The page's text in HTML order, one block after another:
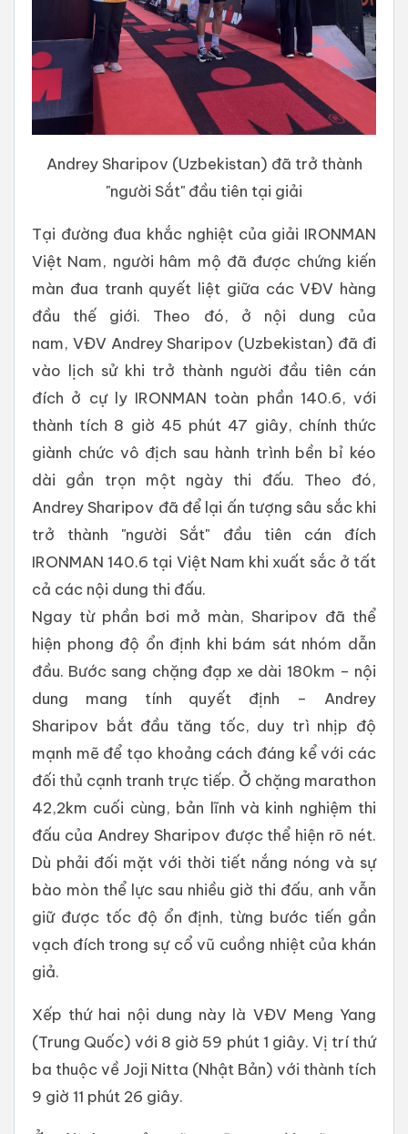
Andrey Sharipov (Uzbekistan) đã trở thành
"người Sắt" đầu tiên tại giải
Tại đường đua khắc nghiệt của giải IRONMAN
Việt Nam, người hâm mộ đã được chứng kiến
màn đua tranh quyết liệt giữa các VĐV hàng
đầu thế giới. Theo đó, ở nội dung của
nam, VĐV Andrey Sharipov (Uzbekistan) đã đi
vào lịch sử khi trở thành người đầu tiên cán
đích ở cự ly IRONMAN toàn phần 140.6, với
thành tích 8 giờ 45 phút 47 giây, chính thức
giành chức vô địch sau hành trình bền bỉ kéo
dài gần trọn một ngày thi đấu. Theo đó,
Andrey Sharipov đã để lại ấn tượng sâu sắc khi
trở thành "người Sắt" đầu tiên cán đích
IRONMAN 140.6 tại Việt Nam khi xuất sắc ở tất
cả các nội dung thi đấu.
Ngay từ phần bơi mở màn, Sharipov đã thể
hiện phong độ ổn định khi bám sát nhóm dẫn
đầu. Bước sang chặng đạp xe dài 180km – nội
dung mang tính quyết định – Andrey
Sharipov bắt đầu tăng tốc, duy trì nhịp độ
mạnh mẽ để tạo khoảng cách đáng kể với các
đối thủ cạnh tranh trực tiếp. Ở chặng marathon
42,2km cuối cùng, bản lĩnh và kinh nghiệm thi
đấu của Andrey Sharipov được thể hiện rõ nét.
Dù phải đối mặt với thời tiết nắng nóng và sự
bào mòn thể lực sau nhiều giờ thi đấu, anh vẫn
giữ được tốc độ ổn định, từng bước tiến gần
vạch đích trong sự cổ vũ cuồng nhiệt của khán
giả.
Xếp thứ hai nội dung này là VĐV Meng Yang
(Trung Quốc) với 8 giờ 59 phút 1 giây. Vị trí thứ
ba thuộc về Joji Nitta (Nhật Bản) với thành tích
9 giờ 11 phút 26 giây.